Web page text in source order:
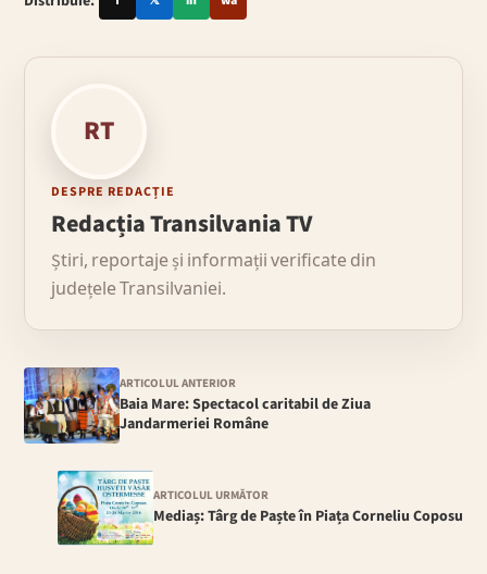
RT
DESPRE REDACȚIE
Redacția Transilvania TV
Știri, reportaje și informații verificate din
județele Transilvaniei.
ARTICOLUL ANTERIOR
Baia Mare: Spectacol caritabil de Ziua
Jandarmeriei Române
ARTICOLUL URMĂTOR
Mediaș: Târg de Paște în Piața Corneliu Coposu